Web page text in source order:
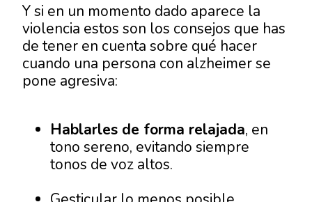
Y si en un momento dado aparece la
violencia estos son los consejos que has
de tener en cuenta sobre qué hacer
cuando una persona con alzheimer se
pone agresiva:
Hablarles de forma relajada, en
tono sereno, evitando siempre
tonos de voz altos.